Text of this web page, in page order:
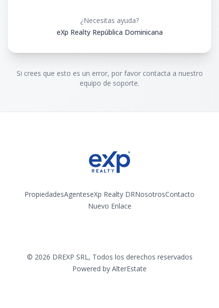
¿Necesitas ayuda?
eXp Realty República Dominicana
Si crees que esto es un error, por favor contacta a nuestro
equipo de soporte.
PropiedadesAgenteseXp Realty DRNosotrosContacto
Nuevo Enlace
© 2026 DREXP SRL, Todos los derechos reservados
Powered by AlterEstate